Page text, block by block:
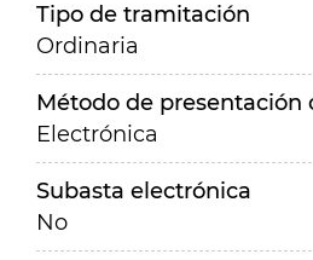
Tipo de tramitación
Ordinaria
Método de presentación
Electrónica
Subasta electrónica
No